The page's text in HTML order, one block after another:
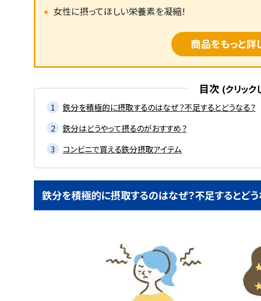
女性に摂ってほしい栄養素を凝縮！
商品をもっと詳
目次
鉄分を積極的に摂取するのはなぜ？不足するとどうなる？
鉄分はどうやって摂るのがおすすめ？
コンビニで買える鉄分摂取アイテム
鉄分を積極的に摂取するのはなぜ？不足するとどう